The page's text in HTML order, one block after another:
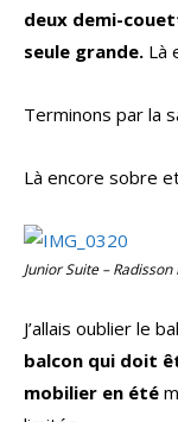
deux demi-
seule grande. Là
Terminons par la
Là encore sobre
Junior Suite –
J’allais oublier le
balcon qui doit
mobilier en été